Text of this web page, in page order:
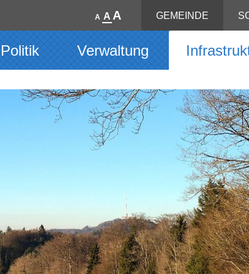
A A A GEMEINDE
Politik Verwaltung